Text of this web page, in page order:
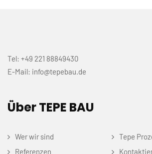
Tel: +49 221 88849430
E-Mail: info@tepebau.de
Über TEPE BAU
Wer wir sind
Tepe
Referenzen